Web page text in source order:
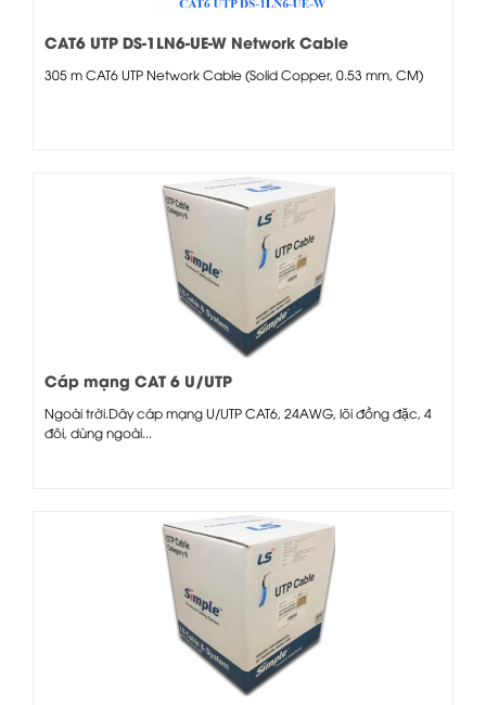
CAT6 UTP DS-1LN6-UE-W Network Cable
305 m CAT6 UTP Network Cable (Solid Copper, 0.53 mm, CM)
Cáp mạng CAT 6 U/UTP
Ngoài trời.Dây cáp mạng U/UTP CAT6, 24AWG, lõi đồng đặc, 4
đôi, dùng ngoài...